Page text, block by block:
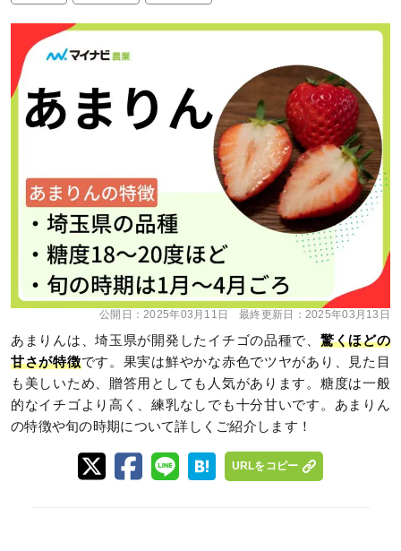
公開日：2025年03月11日 最終更新日： 2025年03月13日
あまりんは、埼玉県が開発したイチゴの品種で、 驚くほどの
甘さが特徴です。果実は鮮やかな赤色でツヤがあり、見た目
も美しいため、贈答用としても人気があります。糖度は一般
的なイチゴより高く、練乳なしでも十分甘いです。あまりん
の特徴や旬の時期について詳しくご紹介します！
URLをコピー